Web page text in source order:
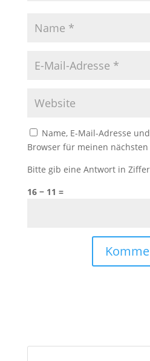
Name, E-Mail-Adresse
Browser für meinen
Bitte gib eine Antwort in
16 − 11 =